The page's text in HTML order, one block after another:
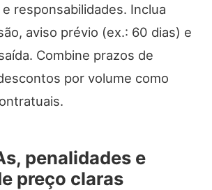
responsabilidades. Inclua
aviso prévio (ex.: 60 dias) e
Combine prazos de
por volume como
penalidades e
preço claras